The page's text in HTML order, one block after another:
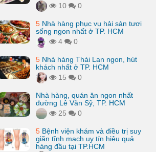
10
0
5 Nhà hàng phục vụ hải sản tươi
sống ngon nhất ở TP. HCM
4
0
5 Nhà hàng Thái Lan ngon, hút
khách nhất ở TP. HCM
15
0
Nhà hàng, quán ăn ngon nhất
đường Lê Văn Sỹ, TP. HCM
25
0
5 Bệnh viện khám và điều trị suy
giãn tĩnh mạch uy tín hiệu quả
hàng đầu tại TP.HCM